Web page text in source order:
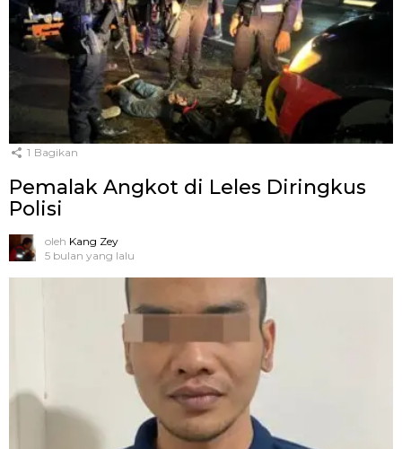
1 Bagikan
Pemalak Angkot di Leles Diringkus
Polisi
oleh Kang Zey
5 bulan yang lalu